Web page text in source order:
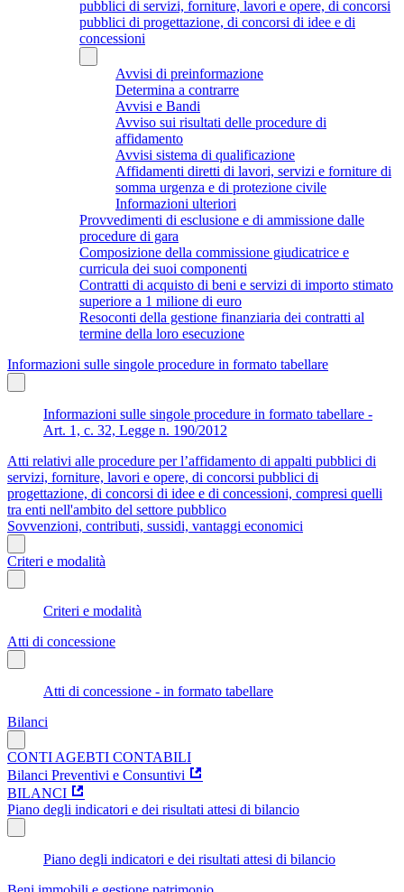
pubblici di servizi, forniture, lavori e opere, di concorsi
pubblici di progettazione, di concorsi di idee e di
concessioni
Avvisi di preinformazione
Determina a contrarre
Avvisi e Bandi
Avviso sui risultati delle procedure di
affidamento
Avvisi sistema di qualificazione
Affidamenti diretti di lavori, servizi e forniture di
somma urgenza e di protezione civile
Informazioni ulteriori
Provvedimenti di esclusione e di ammissione dalle
procedure di gara
Composizione della commissione giudicatrice e
curricula dei suoi componenti
Contratti di acquisto di beni e servizi di importo stimato
superiore a 1 milione di euro
Resoconti della gestione finanziaria dei contratti al
termine della loro esecuzione
Informazioni sulle singole procedure in formato tabellare
Informazioni sulle singole procedure in formato tabellare -
Art. 1, c. 32, Legge n. 190/2012
Atti relativi alle procedure per l’affidamento di appalti pubblici di
servizi, forniture, lavori e opere, di concorsi pubblici di
progettazione, di concorsi di idee e di concessioni, compresi quelli
tra enti nell'ambito del settore pubblico
Sovvenzioni, contributi, sussidi, vantaggi economici
Criteri e modalità
Criteri e modalità
Atti di concessione
Atti di concessione - in formato tabellare
Bilanci
CONTI AGEBTI CONTABILI
Bilanci Preventivi e Consuntivi
BILANCI
Piano degli indicatori e dei risultati attesi di bilancio
Piano degli indicatori e dei risultati attesi di bilancio